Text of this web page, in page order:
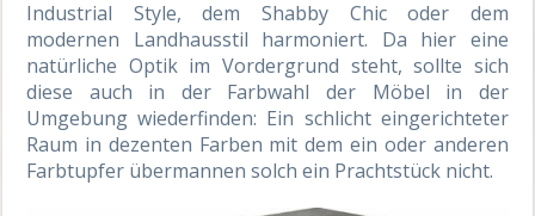
Industrial Style, dem Shabby Chic oder dem
modernen Landhausstil harmoniert. Da hier eine
natürliche Optik im Vordergrund steht, sollte sich
diese auch in der Farbwahl der Möbel in der
Umgebung wiederfinden: Ein schlicht eingerichteter
Raum in dezenten Farben mit dem ein oder anderen
Farbtupfer übermannen solch ein Prachtstück nicht.